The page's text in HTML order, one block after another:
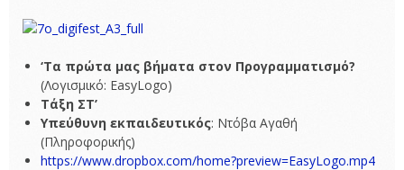
‘Τα πρώτα μας βήματα στον Προγραμματισμό?
(Λογισμικό: EasyLogo)
Τάξη ΣΤ’
Υπεύθυνη εκπαιδευτικός: Ντόβα Αγαθή
(Πληροφορικής)
https://www.dropbox.com/home?preview=EasyLogo.mp4